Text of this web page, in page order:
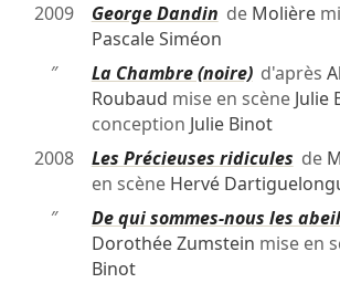
2009
George Dandin de Molière
Pascale Siméon
″
La Chambre (noire)d'après
Roubaud mise en scène Julie
conception Julie Binot
2008
Les Précieuses ridicules de
en scène Hervé
″
De qui sommes-nous les
Dorothée Zumstein mise en
Binot